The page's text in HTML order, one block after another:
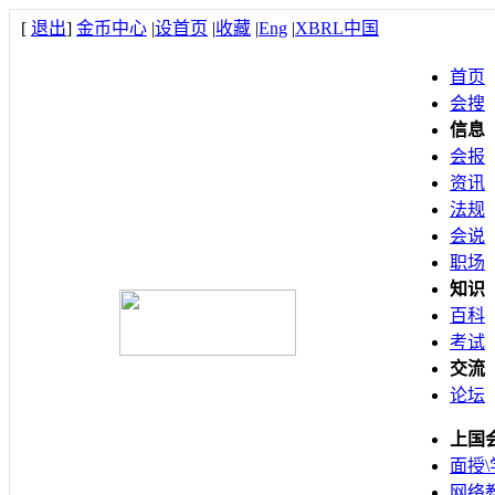
[ 退出] 金币中心 |设首页 |收藏 |Eng |XBRL中国
首页
会搜
信息
会报
资讯
法规
会说
职场
知识
百科
考试
交流
论坛
上国
面授\